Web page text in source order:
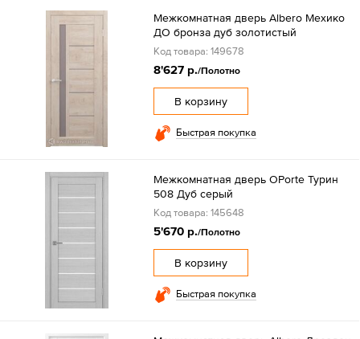
Межкомнатная дверь Albero Мехико
ДО бронза дуб золотистый
Код товара: 149678
8'627 р./Полотно
В корзину
Быстрая покупка
Межкомнатная дверь OPorte Турин
508 Дуб серый
Код товара: 145648
5'670 р./Полотно
В корзину
Быстрая покупка